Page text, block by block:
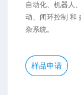
自动化、机器人
动、闭环控制 和
杂系统。
样品申请